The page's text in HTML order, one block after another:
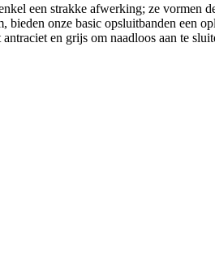
een strakke afwerking; ze vormen
onze basic opsluitbanden een
en grijs om naadloos aan te